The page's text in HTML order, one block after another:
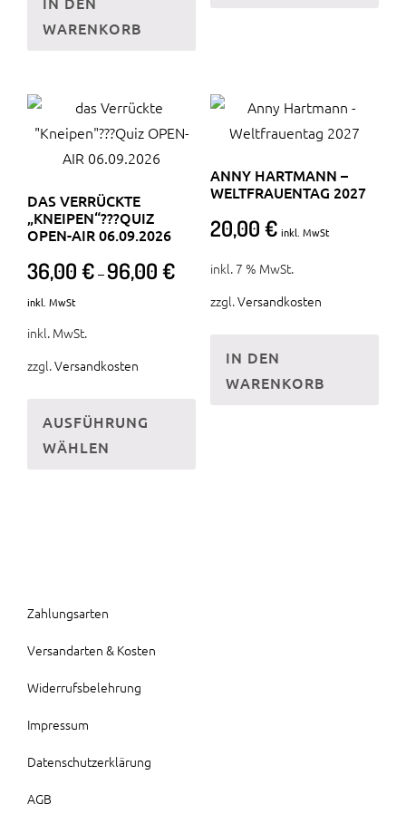
WARENKORB
DAS VERRÜCKTE
„KNEIPEN“???QUIZ
OPEN-AIR 06.09.2026
36,00€ – 96,00€
inkl. MwSt
inkl. MwSt.
zzgl.Versandkosten
AUSFÜHRUNG
WÄHLEN
ANNY HARTMANN –
WELTFRAUENTAG 2027
20,00€ inkl. MwSt
inkl. 7 % MwSt.
zzgl.Versandkosten
IN DEN
WARENKORB
Zahlungsarten
Versandarten & Kosten
Widerrufsbelehrung
Impressum
Datenschutzerklärung
AGB